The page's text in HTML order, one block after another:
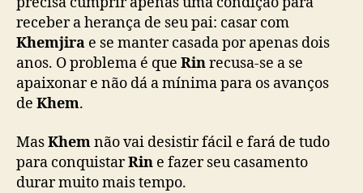
e
s
t
r
e
d
m
ติดตามข่าวสารอัพเดทได้ทาง Social
Mediahttps://t.co/fFS68U3rcH#DeniedLoveSe
ries#รินไม่มีวัน
รักSeries#WeTVth#copyabangkok
pic.twitter.com/RORK6sJt5E
— รินไม่มีวันรัก : Denied Love (@DeniedLove_)
May 9, 2025
receber a herança de seu pai: casar com
Khemjira e se manter casada por apenas dois
anos. O problema é que Rinrecusa-se a se
apaixonar e não dá a mínima para os avanços
de Khem.
MasKhemnão vai desistir fácil e fará de tudo
para conquistarRin e fazer seu casamento
durar muito mais tempo.